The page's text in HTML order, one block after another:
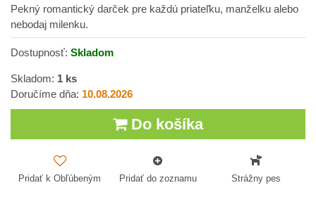
Pekný romantický darček pre každú priateľku, manželku alebo
nebodaj milenku.
Dostupnosť: Skladom
Skladom: 1 ks
Doručíme dňa: 10.08.2026
Do košíka
Pridať k Obľúbeným Pridať do zoznamu Strážny pes